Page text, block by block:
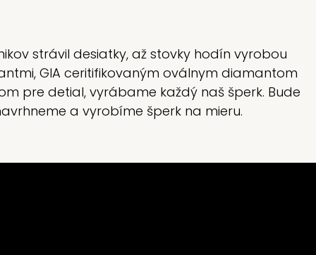
strávil desiatky, až stovky hodín vyrobou
GIA ceritifikovaným oválnym diamantom
pre detial, vyrábame každý naš šperk. Bude
a vyrobíme šperk na mieru.